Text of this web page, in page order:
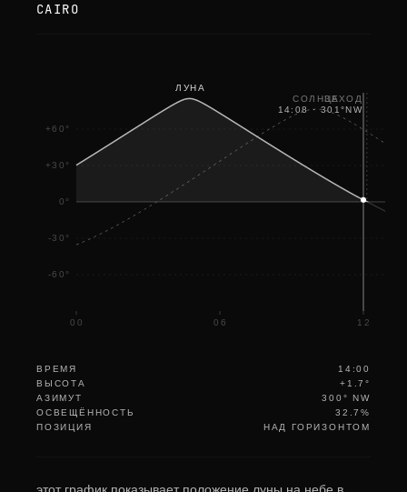
CAIRO
+60°
+30°
0°
-30°
-60°
00 06 12
ЛУНА
СОЛНЦЕЗАХОД
14:08·301 °NW
ВРЕМЯ
14:00
ВЫСОТА
+1.7°
АЗИМУТ
300° NW
ОСВЕЩЁННОСТЬ
32.7%
ПОЗИЦИЯ
НАД ГОРИЗОНТОМ